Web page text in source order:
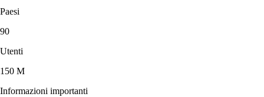
Paesi
90
Utenti
150 M
Informazioni importanti